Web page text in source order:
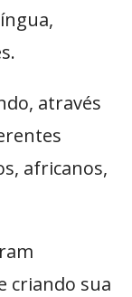
através
africanos,
criando sua